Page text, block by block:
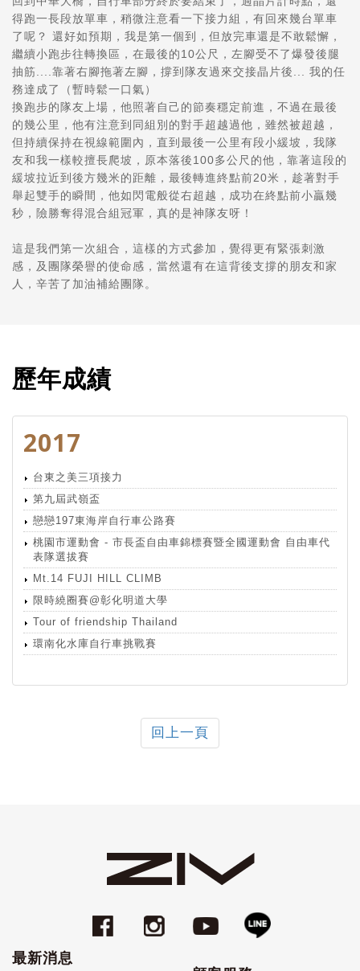
得跑一長段放單車，稍微注意看一下接力組，有回來幾台單車
了呢？ 還好如預期，我是第一個到，但放完車還是不敢鬆懈，
繼續小跑步往轉換區，在最後的10公尺，左腳受不了爆發後腿
抽筋....靠著右腳拖著左腳，撐到隊友過來交接晶片後... 我的任
務達成了（暫時鬆一口氣）
換跑步的隊友上場，他照著自己的節奏穩定前進，不過在最後
的幾公里，他有注意到同組別的對手超越過他，雖然被超越，
但持續保持在視線範圍內，直到最後一公里有段小緩坡，我隊
友和我一樣較擅長爬坡，原本落後100多公尺的他，靠著這段的
緩坡拉近到後方幾米的距離，最後轉進終點前20米，趁著對手
舉起雙手的瞬間，他如閃電般從右超越，成功在終點前小贏幾
秒，險勝奪得混合組冠軍，真的是神隊友呀！
這是我們第一次組合，這樣的方式參加，覺得更有緊張刺激
感，及團隊榮譽的使命感，當然還有在這背後支撐的朋友和家
人，辛苦了加油補給團隊。
歷年成績
2017
台東之美三項接力
第九屆武嶺盃
戀戀197東海岸自行車公路賽
桃園市運動會 - 市長盃自由車錦標賽暨全國運動會 自由車代
表隊選拔賽
Mt.14 FUJI HILL CLIMB
限時繞圈賽@彰化明道大學
Tour of friendship Thailand
環南化水庫自行車挑戰賽
回上一頁
最新消息